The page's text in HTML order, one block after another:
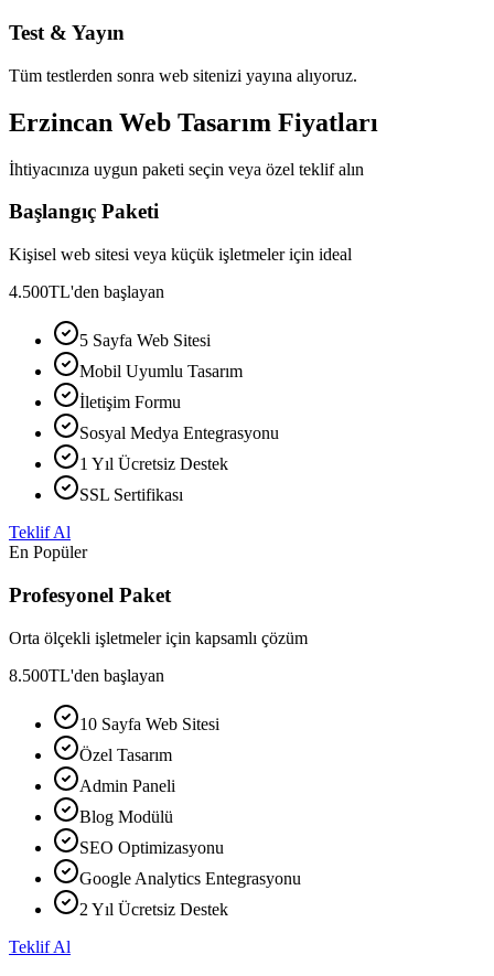
Test & Yayın
Tüm testlerden sonra web sitenizi yayına alıyoruz.
Erzincan Web Tasarım Fiyatları
İhtiyacınıza uygun paketi seçin veya özel teklif alın
Başlangıç Paketi
Kişisel web sitesi veya küçük işletmeler için ideal
4.500TL'den başlayan
5 Sayfa Web Sitesi
Mobil Uyumlu Tasarım
İletişim Formu
Sosyal Medya Entegrasyonu
1 Yıl Ücretsiz Destek
SSL Sertifikası
Teklif Al
En Popüler
Profesyonel Paket
Orta ölçekli işletmeler için kapsamlı çözüm
8.500TL'den başlayan
10 Sayfa Web Sitesi
Özel Tasarım
Admin Paneli
Blog Modülü
SEO Optimizasyonu
Google Analytics Entegrasyonu
2 Yıl Ücretsiz Destek
Teklif Al